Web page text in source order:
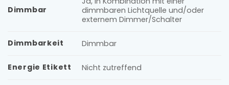
Dimmbar
dimmbaren Lichtquelle und/oder
externem Dimmer/Schalter
Dimmbarkeit Dimmbar
Energie Etikett Nicht zutreffend